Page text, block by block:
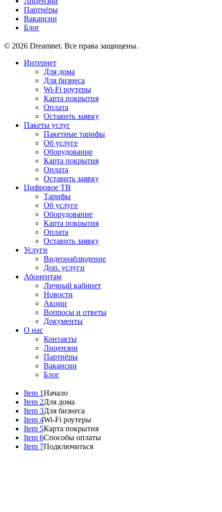
Партнёры
Вакансии
Блог
© 2026 Dreamnet. Все права защищены.
Интернет
Для дома
Для бизнеса
Wi-Fi роутеры
Карта покрытия
Оплата
Оставить заявку
Пакеты услуг
Пакетные тарифы
Об услуге
Оборудование
Карта покрытия
Оплата
Оставить заявку
Цифровое ТВ
Тарифы
Об услуге
Оборудование
Карта покрытия
Оплата
Оставить заявку
Услуги
Видеонаблюдение
Доп. услуги
Абонентам
Личный кабинет
Новости
Акции
Вопросы и ответы
Документы
О нас
Контакты
Лицензии
Партнёры
Вакансии
Блог
Item 1Начало
Item 2Для дома
Item 3Для бизнеса
Item 4Wi-Fi роутеры
Item 5Карта покрытия
Item 6Способы оплаты
Item 7Подключиться